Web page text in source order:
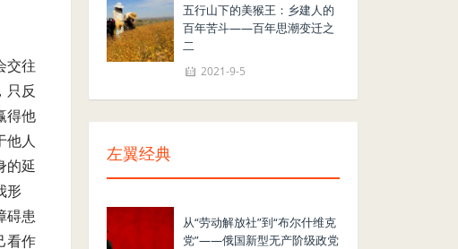
交往
只反
得他
他人
的延
形
碍患
看作
五行山下的美猴王：乡建人的
百年苦斗——百年思潮变迁之
二
2021-9-5
左翼经典
从“劳动解放社”到“布尔什维克
党”——俄国新型无产阶级政党